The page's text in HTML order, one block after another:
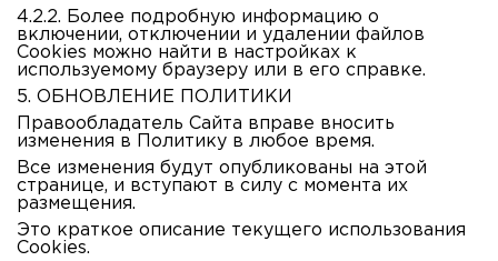
4.2.2. Более подробную информацию о
включении, отключении и удалении файлов
Cookies можно найти в настройках к
используемому браузеру или в его справке.
5. ОБНОВЛЕНИЕ ПОЛИТИКИ
Правообладатель Сайта вправе вносить
изменения в Политику в любое время.
Все изменения будут опубликованы на этой
странице, и вступают в силу с момента их
размещения.
Это краткое описание текущего использования
Cookies.